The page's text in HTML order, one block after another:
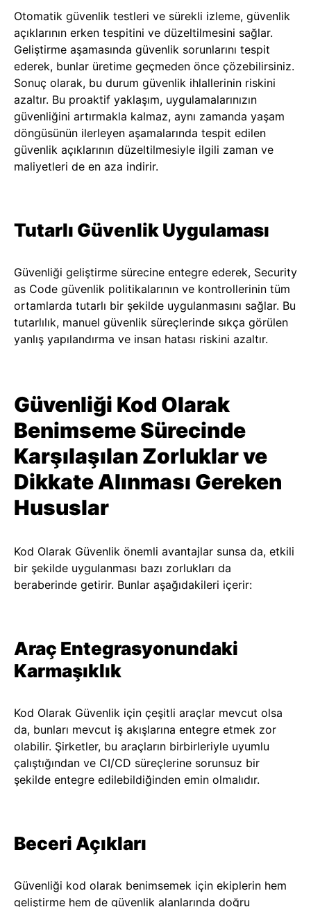
Otomatik güvenlik testleri ve sürekli izleme, güvenlik
açıklarının erken tespitini ve düzeltilmesini sağlar.
Geliştirme aşamasında güvenlik sorunlarını tespit
ederek, bunlar üretime geçmeden önce çözebilirsiniz.
Sonuç olarak, bu durum güvenlik ihlallerinin riskini
azaltır. Bu proaktif yaklaşım, uygulamalarınızın
güvenliğini artırmakla kalmaz, aynı zamanda yaşam
döngüsünün ilerleyen aşamalarında tespit edilen
güvenlik açıklarının düzeltilmesiyle ilgili zaman ve
maliyetleri de en aza indirir.
Tutarlı Güvenlik Uygulaması
Güvenliği geliştirme sürecine entegre ederek, Security
as Code güvenlik politikalarının ve kontrollerinin tüm
ortamlarda tutarlı bir şekilde uygulanmasını sağlar. Bu
tutarlılık, manuel güvenlik süreçlerinde sıkça görülen
yanlış yapılandırma ve insan hatası riskini azaltır.
Güvenliği Kod Olarak
Benimseme Sürecinde
Karşılaşılan Zorluklar ve
Dikkate Alınması Gereken
Hususlar
Kod Olarak Güvenlik önemli avantajlar sunsa da, etkili
bir şekilde uygulanması bazı zorlukları da
beraberinde getirir. Bunlar aşağıdakileri içerir:
Araç Entegrasyonundaki
Karmaşıklık
Kod Olarak Güvenlik için çeşitli araçlar mevcut olsa
da, bunları mevcut iş akışlarına entegre etmek zor
olabilir. Şirketler, bu araçların birbirleriyle uyumlu
çalıştığından ve CI/CD süreçlerine sorunsuz bir
şekilde entegre edilebildiğinden emin olmalıdır.
Beceri Açıkları
Güvenliği kod olarak benimsemek için ekiplerin hem
geliştirme hem de güvenlik alanlarında doğru